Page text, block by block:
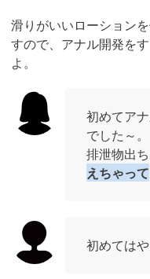
滑りがいいローション
すので、アナル開発を
よ。
初めてア
でした～。
排泄物出
えちゃって
初めては